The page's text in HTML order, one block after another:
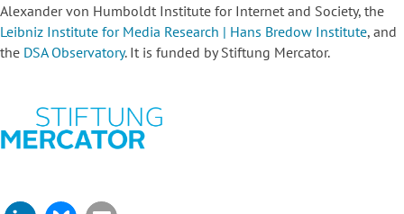
Alexander von Humboldt Institute for Internet and Society, the
Leibniz Institute for Media Research | Hans Bredow Institute, and
the DSA Observatory. It is funded byStiftung Mercator.